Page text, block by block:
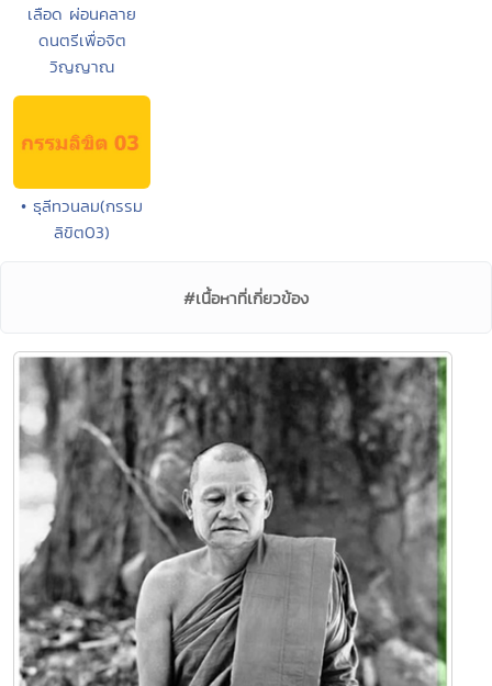
เลือด ผ่อนคลาย
ดนตรีเพื่อจิต
วิญญาณ
• ธุลีทวนลม(กรรม
ลิขิต03)
#เนื้อหาที่เกี่ยวข้อง